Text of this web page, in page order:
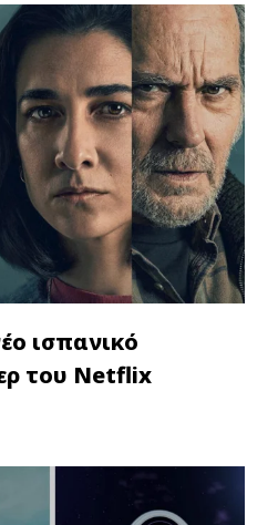
ισπανικό
του Netflix